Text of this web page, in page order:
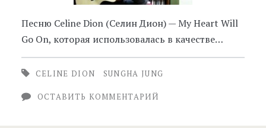
Песню Celine Dion (Селин Дион) — My Heart Will
Go On, которая использовалась в качестве…
CELINE DION SUNGHA JUNG
ОСТАВИТЬ КОММЕНТАРИЙ